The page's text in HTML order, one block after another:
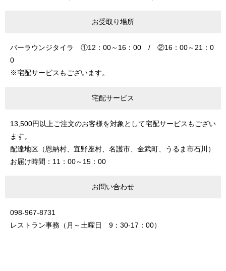
お受取り場所
バーラウンジタイラ ①12：00～16：00 / ②16：00～21：0
0
※宅配サービスもございます。
宅配サービス
13,500円以上ご注文のお客様を対象として宅配サービスもござい
ます。
配達地区（恩納村、宜野座村、名護市、金武町、うるま市石川）
お届け時間：11：00～15：00
お問い合わせ
098-967-8731
レストラン事務（月～土曜日 9：30-17：00）